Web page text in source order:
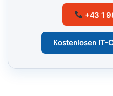
+43 1
Kostenlosen IT-